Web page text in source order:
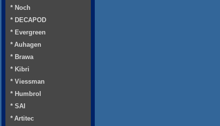
* Noch
* DECAPOD
* Evergreen
* Auhagen
* Brawa
* Kibri
* Viessman
* Humbrol
* SAI
* Artitec